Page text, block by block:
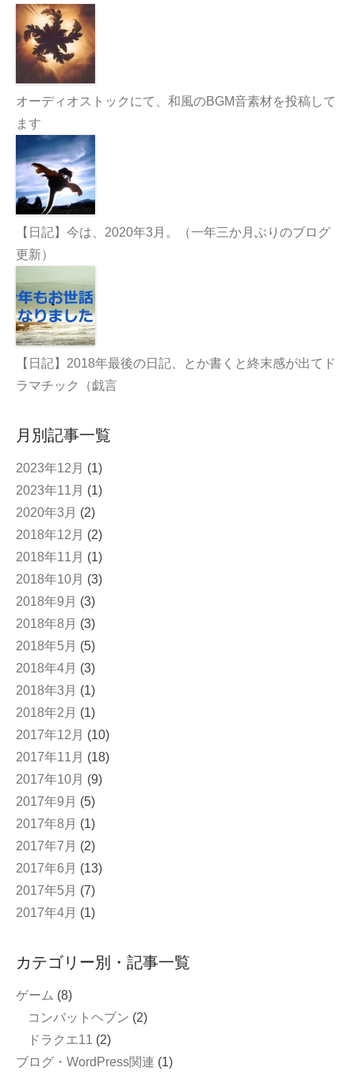
オーディオストックにて、和風のBGM音素材を投稿して
ます
【日記】今は、2020年3月。（一年三か月ぶりのブログ
更新）
【日記】2018年最後の日記、とか書くと終末感が出てド
ラマチック（戯言
月別記事一覧
2023年12月 (1)
2023年11月 (1)
2020年3月 (2)
2018年12月 (2)
2018年11月 (1)
2018年10月 (3)
2018年9月 (3)
2018年8月 (3)
2018年5月 (5)
2018年4月 (3)
2018年3月 (1)
2018年2月 (1)
2017年12月 (10)
2017年11月 (18)
2017年10月 (9)
2017年9月 (5)
2017年8月 (1)
2017年7月 (2)
2017年6月 (13)
2017年5月 (7)
2017年4月 (1)
カテゴリー別・記事一覧
ゲーム (8)
コンバットヘブン (2)
ドラクエ11 (2)
ブログ・WordPress関連 (1)